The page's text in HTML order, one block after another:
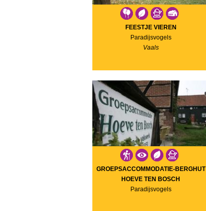
FEESTJE VIEREN
Paradijsvogels
Vaals
GROEPSACCOMMODATIE-BERGHUT
HOEVE TEN BOSCH
Paradijsvogels